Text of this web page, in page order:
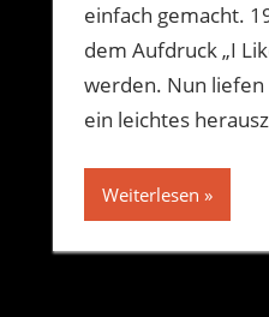
einfach gemacht.
dem Aufdruck „I
werden. Nun
ein leichtes
Weiterlesen